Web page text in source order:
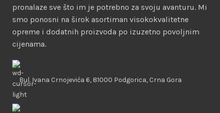
pronalaze sve što im je potrebno za svoju avanturu. Mi
smo ponosni na širok asortiman visokokvalitetne
opreme i dodatnih proizvoda po izuzetno povoljnim
cijenama.
Bul. Ivana Crnojevića 6, 81000 Podgorica, Crna Gora